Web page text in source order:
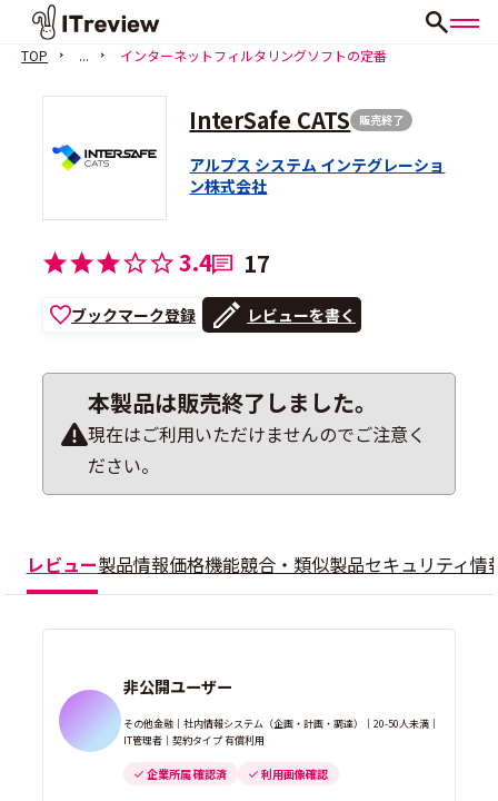
TOP ... インターネットフィルタリングソフトの定番
InterSafe CATS 販売終了
アルプス システム インテグレーショ
ン株式会社
3.4 17
ブックマーク登録 レビューを書く
本製品は販売終了しました。
現在はご利用いただけませんのでご注意く
ださい。
レビュー製品情報価格機能競合・類似製品セキュリティ情
非公開ユーザー
その他金融｜社内情報システム（企画・計画・調達）｜20-50人未満｜
IT管理者｜契約タイプ 有償利用
企業所属 確認済 利用画像確認